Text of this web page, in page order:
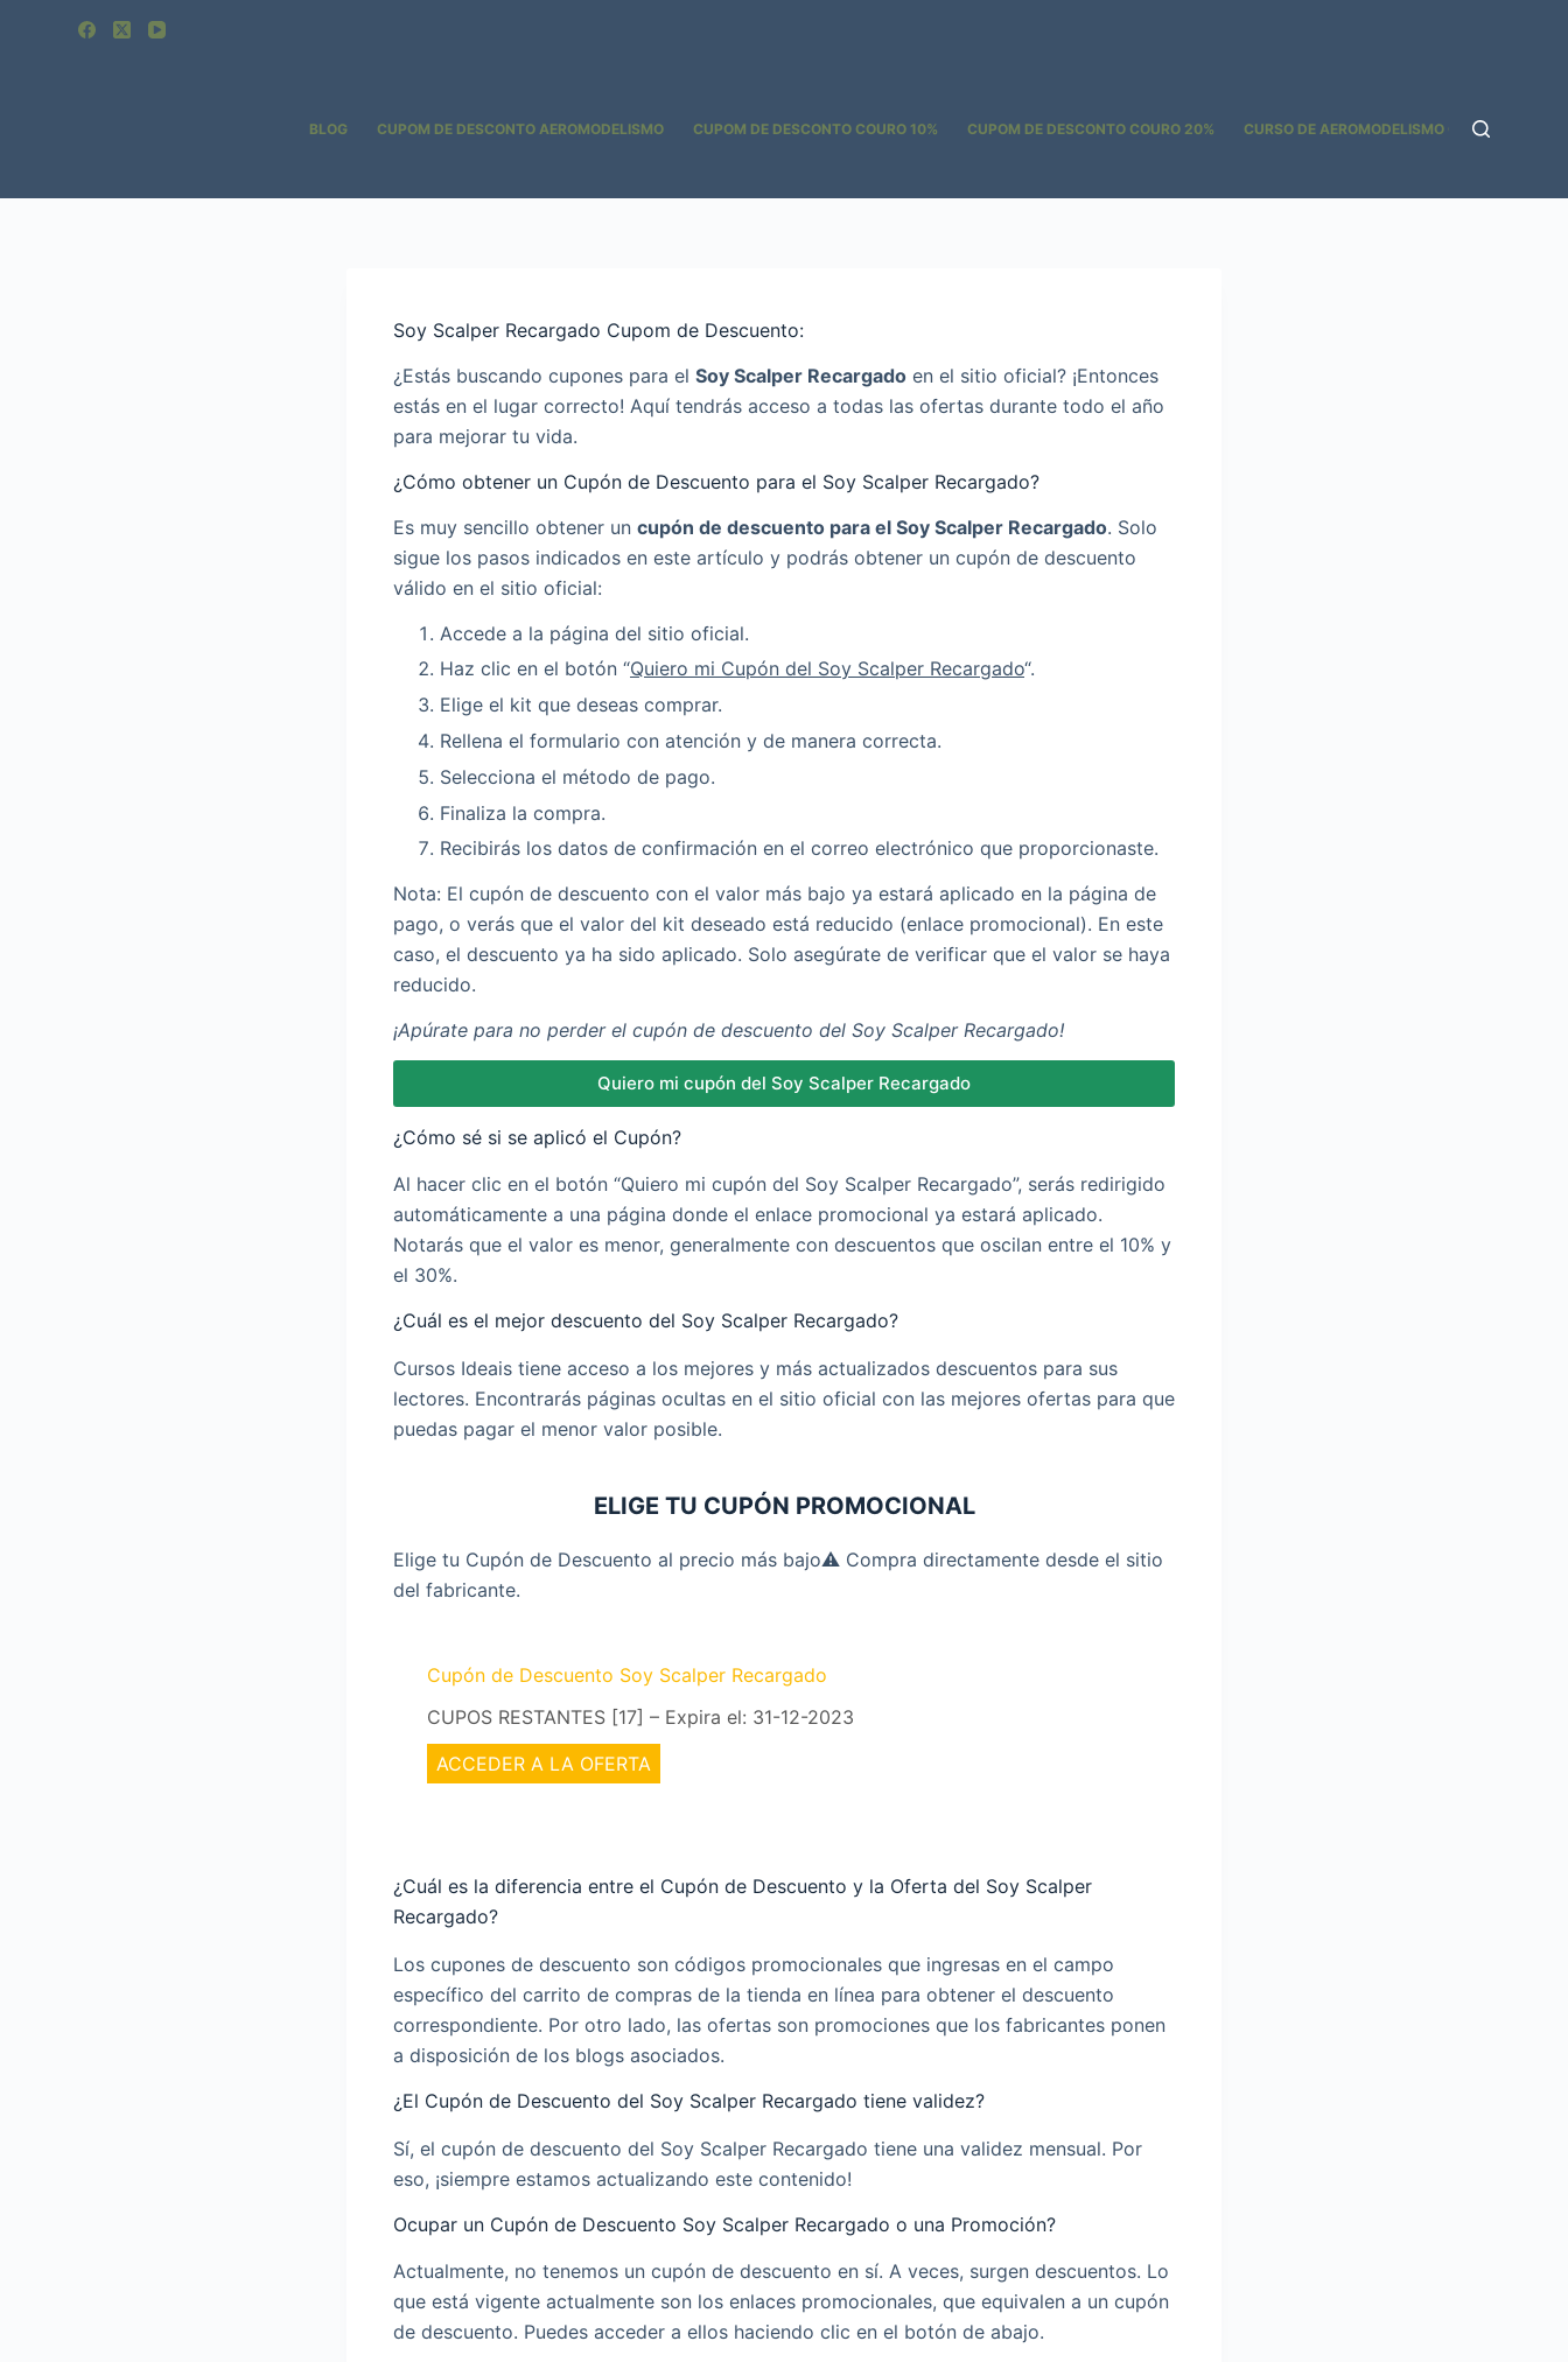
BLOG CUPOM DE DESCONTO AEROMODELISMO CUPOM DE DESCONTO COURO 10% CUPOM DE DESCONTO COURO 20% CURSO DE AEROMODELISMO GOOGLE ADS
Soy Scalper Recargado Cupom de Descuento:
¿Estás buscando cupones para el Soy Scalper Recargado en el sitio oficial? ¡Entonces
estás en el lugar correcto! Aquí tendrás acceso a todas las ofertas durante todo el año
para mejorar tu vida.
¿Cómo obtener un Cupón de Descuento para el Soy Scalper Recargado?
Es muy sencillo obtener un cupón de descuento para el Soy Scalper Recargado. Solo
sigue los pasos indicados en este artículo y podrás obtener un cupón de descuento
válido en el sitio oficial:
Accede a la página del sitio oficial.
Haz clic en el botón “Quiero mi Cupón del Soy Scalper Recargado“.
Elige el kit que deseas comprar.
Rellena el formulario con atención y de manera correcta.
Selecciona el método de pago.
Finaliza la compra.
Recibirás los datos de confirmación en el correo electrónico que proporcionaste.
Nota: El cupón de descuento con el valor más bajo ya estará aplicado en la página de
pago, o verás que el valor del kit deseado está reducido (enlace promocional). En este
caso, el descuento ya ha sido aplicado. Solo asegúrate de verificar que el valor se haya
reducido.
¡Apúrate para no perder el cupón de descuento del Soy Scalper Recargado!
Quiero mi cupón del Soy Scalper Recargado
¿Cómo sé si se aplicó el Cupón?
Al hacer clic en el botón “Quiero mi cupón del Soy Scalper Recargado”, serás redirigido
automáticamente a una página donde el enlace promocional ya estará aplicado.
Notarás que el valor es menor, generalmente con descuentos que oscilan entre el 10% y
el 30%.
¿Cuál es el mejor descuento del Soy Scalper Recargado?
Cursos Ideais tiene acceso a los mejores y más actualizados descuentos para sus
lectores. Encontrarás páginas ocultas en el sitio oficial con las mejores ofertas para que
puedas pagar el menor valor posible.
ELIGE TU CUPÓN PROMOCIONAL
Elige tu Cupón de Descuento al precio más bajo⚠️ Compra directamente desde el sitio
del fabricante.
Cupón de Descuento Soy Scalper Recargado
CUPOS RESTANTES [17] – Expira el: 31-12-2023
ACCEDER A LA OFERTA
¿Cuál es la diferencia entre el Cupón de Descuento y la Oferta del Soy Scalper
Recargado?
Los cupones de descuento son códigos promocionales que ingresas en el campo
específico del carrito de compras de la tienda en línea para obtener el descuento
correspondiente. Por otro lado, las ofertas son promociones que los fabricantes ponen
a disposición de los blogs asociados.
¿El Cupón de Descuento del Soy Scalper Recargado tiene validez?
Sí, el cupón de descuento del Soy Scalper Recargado tiene una validez mensual. Por
eso, ¡siempre estamos actualizando este contenido!
Ocupar un Cupón de Descuento Soy Scalper Recargado o una Promoción?
Actualmente, no tenemos un cupón de descuento en sí. A veces, surgen descuentos. Lo
que está vigente actualmente son los enlaces promocionales, que equivalen a un cupón
de descuento. Puedes acceder a ellos haciendo clic en el botón de abajo.